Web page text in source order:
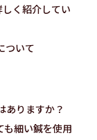
く紹介してい
ついて
ありますか？
も細い鍼を使用